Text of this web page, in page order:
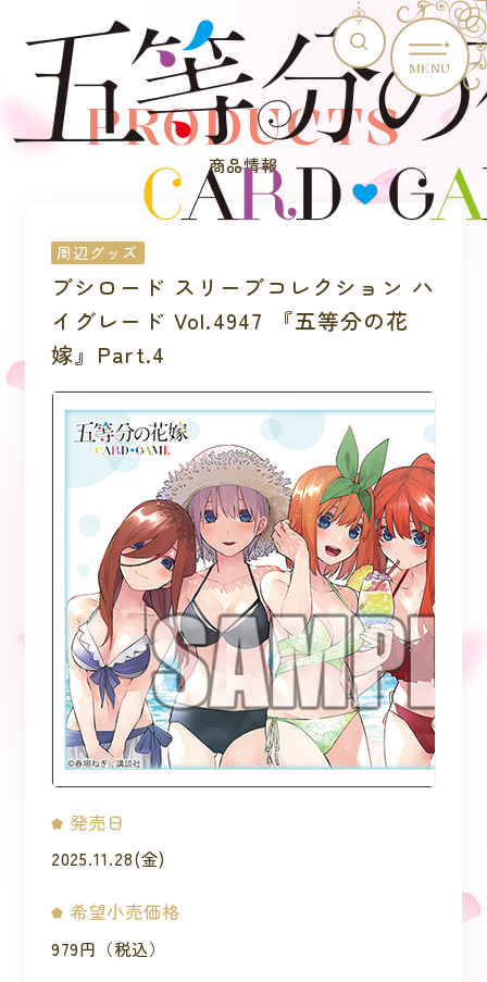
MENU
PRODUCTS
商品情報
周辺グッズ
ブシロード スリーブコレクション ハ
イグレード Vol.4947 『五等分の花
嫁』Part.4
発売日
2025.11.28(金)
希望小売価格
979円（税込）